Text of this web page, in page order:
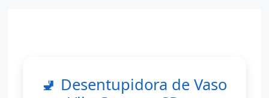
🚽 Desentupidora de Vaso